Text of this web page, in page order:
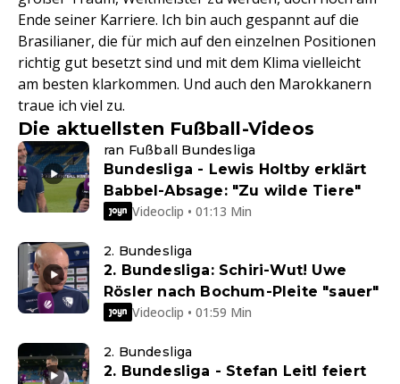
Ende seiner Karriere. Ich bin auch gespannt auf die
Brasilianer, die für mich auf den einzelnen Positionen
richtig gut besetzt sind und mit dem Klima vielleicht
am besten klarkommen. Und auch den Marokkanern
traue ich viel zu.
Die aktuellsten Fußball-Videos
ran Fußball Bundesliga
Bundesliga - Lewis Holtby erklärt
Babbel-Absage: "Zu wilde Tiere"
Videoclip • 01:13 Min
2. Bundesliga
2. Bundesliga: Schiri-Wut! Uwe
Rösler nach Bochum-Pleite "sauer"
Videoclip • 01:59 Min
2. Bundesliga
2. Bundesliga - Stefan Leitl feiert